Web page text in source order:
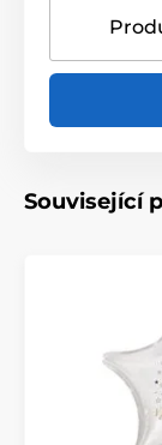
Související